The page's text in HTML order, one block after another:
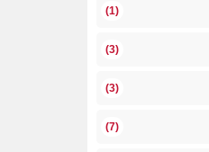
(1)
(3)
(3)
(7)